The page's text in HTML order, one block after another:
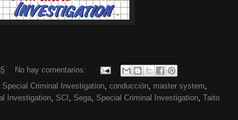
No hay comentarios:
Criminal Investigation conducción master system
Investigation SCI Sega Special Criminal Investigation Taito